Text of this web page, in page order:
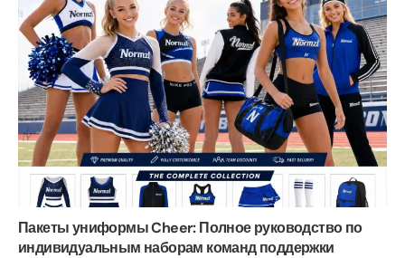
Пакеты униформы Cheer: Полное руководство по
индивидуальным наборам команд поддержки